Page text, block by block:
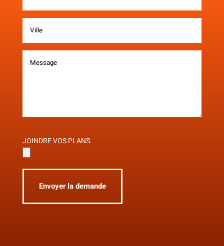
JOINDRE VOS PLANS:
Envoyer la demande